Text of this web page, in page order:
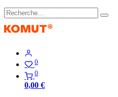
0
0
0,00 €